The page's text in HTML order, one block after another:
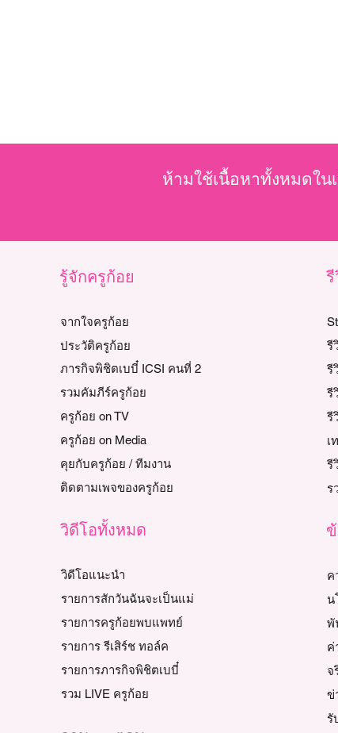
ห้ามใช้เนื้อหาทั้งหมดใน
รู้จักครูก้อย
จากใจครูก้อย
ประวัติครูก้อย
ภารกิจพิชิตเบบี๋ ICSI คนที่ 2
รวมคัมภีร์ครูก้อย
ครูก้อย on TV
ครูก้อย on Media
คุยกับครูก้อย / ทีมงาน
ติดตามเพจของครูก้อย
วิดีโอทั้งหมด
วิดีโอแนะนำ
รายการสักวันฉันจะเป็นแม่
รายการครูก้อยพบแพทย์
รายการ รีเสิร์ช ทอล์ค
รายการภารกิจพิชิตเบบี๋
รวม LIVE ครูก้อย
รี
รี
รี
รี
เ
รี
ร
ค
น
พั
ค่
จ
ข่
รั